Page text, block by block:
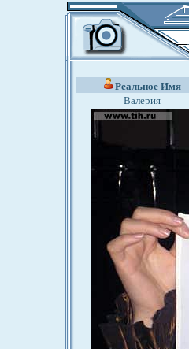
Реальное Имя
Валерия